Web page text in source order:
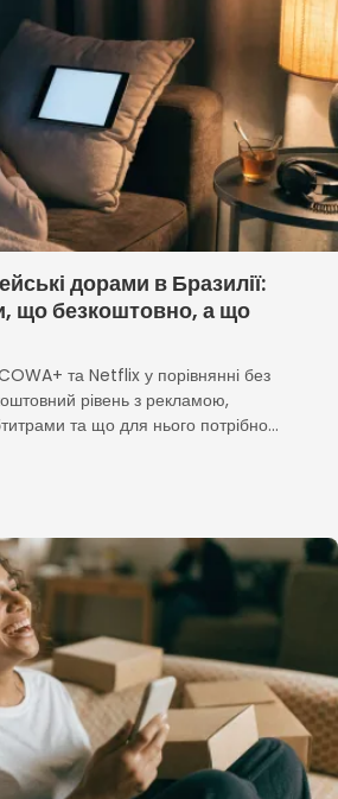
дорами в Бразилії:
що безкоштовно, а що
та Netflix у порівнянні без
рівень з рекламою,
та що для нього потрібно...